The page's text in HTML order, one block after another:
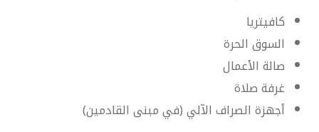
كافيتريا
السوق الحرة
صالة الأعمال
غرفة صلاة
أجهزة الصراف الآلي (في مبنى القادمين)